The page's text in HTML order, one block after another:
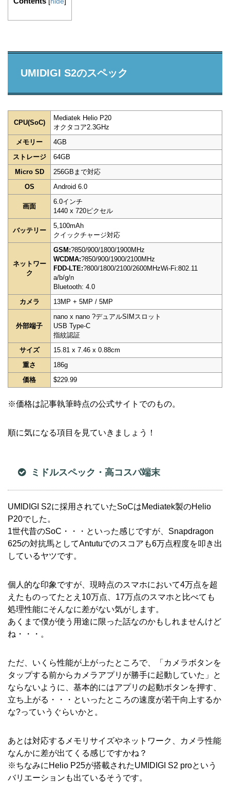
UMIDIGI S2のスペック
CPU(SoC)
Mediatek Helio P20
オクタコア2.3GHz
メモリー
4GB
ストレージ
64GB
Micro SD
256GBまで対応
OS
Android 6.0
画面
6.0インチ
1440 x 720ピクセル
バッテリー
5,100mAh
クイックチャージ対応
ネットワー
ク
GSM:?850/900/1800/1900MHz
WCDMA:?850/900/1900/2100MHz
FDD-LTE:?800/1800/2100/2600MHzWi-Fi:802.11
a/b/g/n
Bluetooth: 4.0
カメラ
13MP + 5MP / 5MP
外部端子
nano x nano ?デュアルSIMスロット
USB Type-C
指紋認証
サイズ
15.81 x 7.46 x 0.88cm
重さ
186g
価格
$229.99
※価格は記事執筆時点の公式サイトでのもの。
順に気になる項目を見ていきましょう！
ミドルスペック・高コスパ端末
UMIDIGI S2に採用されていたSoCはMediatek製のHelio
P20でした。
1世代昔のSoC・・・といった感じですが、Snapdragon
625の対抗馬としてAntutuでのスコアも6万点程度を叩き出
しているヤツです。
個人的な印象ですが、現時点のスマホにおいて4万点を超
えたものってたとえ10万点、17万点のスマホと比べても
処理性能にそんなに差がない気がします。
あくまで僕が使う用途に限った話なのかもしれませんけど
ね・・・。
ただ、いくら性能が上がったところで、「カメラボタンを
タップする前からカメラアプリが勝手に起動していた」と
ならないように、基本的にはアプリの起動ボタンを押す、
立ち上がる・・・といったところの速度が若干向上するか
な?っていうぐらいかと。
あとは対応するメモリサイズやネットワーク、カメラ性能
なんかに差が出てくる感じですかね？
※ちなみにHelio P25が搭載されたUMIDIGI S2 proという
バリエーションも出ているそうです。